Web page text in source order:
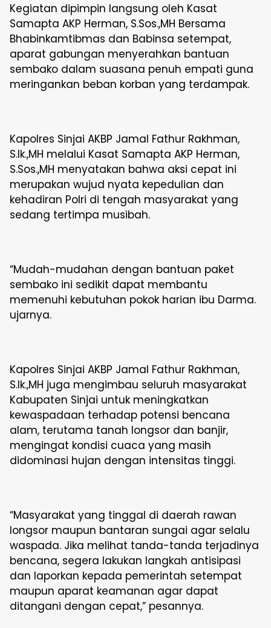
Kegiatan dipimpin langsung oleh Kasat
Samapta AKP Herman, S.Sos.,MH Bersama
Bhabinkamtibmas dan Babinsa setempat,
aparat gabungan menyerahkan bantuan
sembako dalam suasana penuh empati guna
meringankan beban korban yang terdampak.
Kapolres Sinjai AKBP Jamal Fathur Rakhman,
S.Ik.,MH melalui Kasat Samapta AKP Herman,
S.Sos.,MH menyatakan bahwa aksi cepat ini
merupakan wujud nyata kepedulian dan
kehadiran Polri di tengah masyarakat yang
sedang tertimpa musibah.
“Mudah-mudahan dengan bantuan paket
sembako ini sedikit dapat membantu
memenuhi kebutuhan pokok harian ibu Darma.
ujarnya.
Kapolres Sinjai AKBP Jamal Fathur Rakhman,
S.Ik.,MH juga mengimbau seluruh masyarakat
Kabupaten Sinjai untuk meningkatkan
kewaspadaan terhadap potensi bencana
alam, terutama tanah longsor dan banjir,
mengingat kondisi cuaca yang masih
didominasi hujan dengan intensitas tinggi.
“Masyarakat yang tinggal di daerah rawan
longsor maupun bantaran sungai agar selalu
waspada. Jika melihat tanda-tanda terjadinya
bencana, segera lakukan langkah antisipasi
dan laporkan kepada pemerintah setempat
maupun aparat keamanan agar dapat
ditangani dengan cepat,” pesannya.